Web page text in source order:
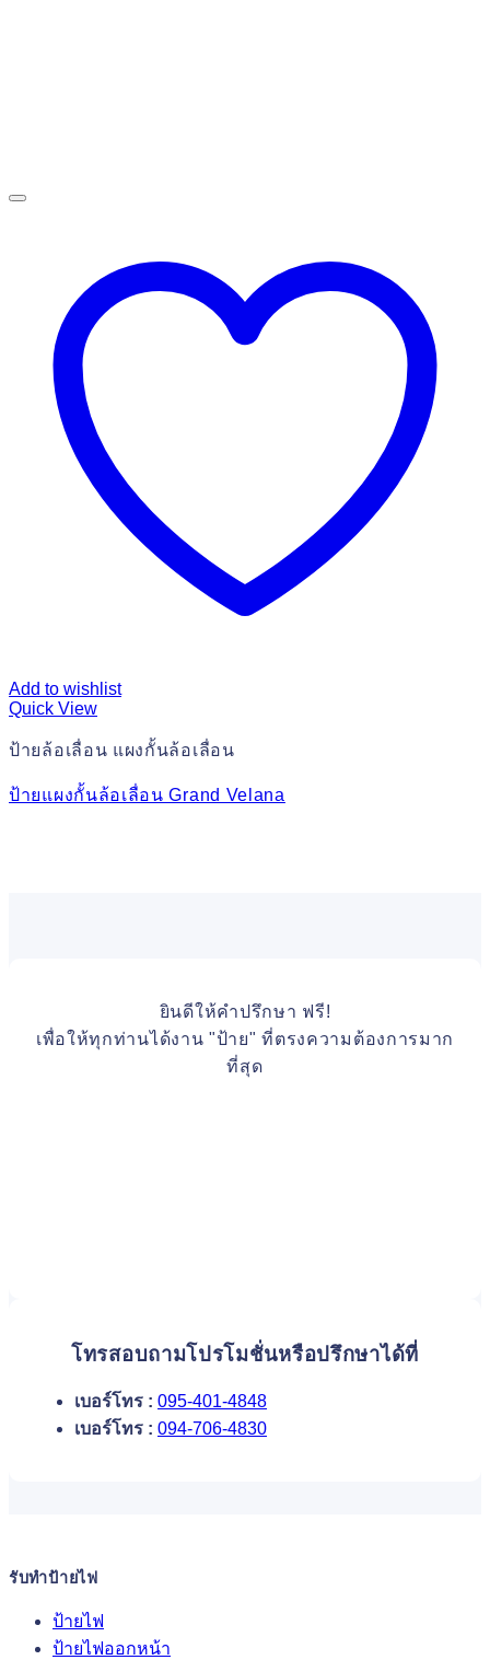
Add to wishlist
Quick View
ป้ายล้อเลื่อน แผงกั้นล้อเลื่อน
ป้ายแผงกั้นล้อเลื่อน Grand Velana
ยินดีให้คำปรึกษา ฟรี!
เพื่อให้ทุกท่านได้งาน "ป้าย" ที่ตรงความต้องการมาก
ที่สุด
โทรสอบถามโปรโมชั่นหรือปรึกษาได้ที่
เบอร์โทร : 095-401-4848
เบอร์โทร : 094-706-4830
รับทำป้ายไฟ
ป้ายไฟ
ป้ายไฟออกหน้า